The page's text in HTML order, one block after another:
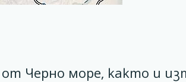
Черно море, както и